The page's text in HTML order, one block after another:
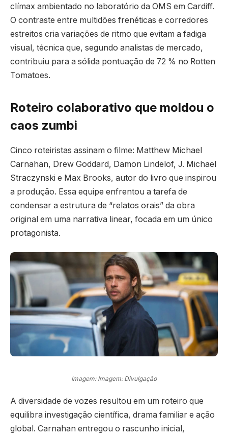
clímax ambientado no laboratório da OMS em Cardiff.
O contraste entre multidões frenéticas e corredores
estreitos cria variações de ritmo que evitam a fadiga
visual, técnica que, segundo analistas de mercado,
contribuiu para a sólida pontuação de 72 % no Rotten
Tomatoes.
Roteiro colaborativo que moldou o
caos zumbi
Cinco roteiristas assinam o filme: Matthew Michael
Carnahan, Drew Goddard, Damon Lindelof, J. Michael
Straczynski e Max Brooks, autor do livro que inspirou
a produção. Essa equipe enfrentou a tarefa de
condensar a estrutura de “relatos orais” da obra
original em uma narrativa linear, focada em um único
protagonista.
Imagem: Imagem: Divulgação
A diversidade de vozes resultou em um roteiro que
equilibra investigação científica, drama familiar e ação
global. Carnahan entregou o rascunho inicial,